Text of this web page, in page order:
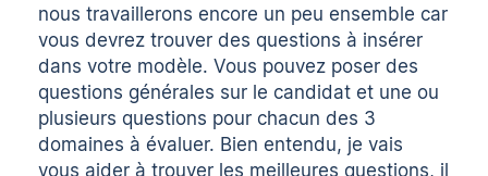
nous travaillerons encore un peu ensemble car
vous devrez trouver des questions à insérer
dans votre modèle. Vous pouvez poser des
questions générales sur le candidat et une ou
plusieurs questions pour chacun des 3
domaines à évaluer. Bien entendu, je vais
vous aider à trouver les meilleures questions, il